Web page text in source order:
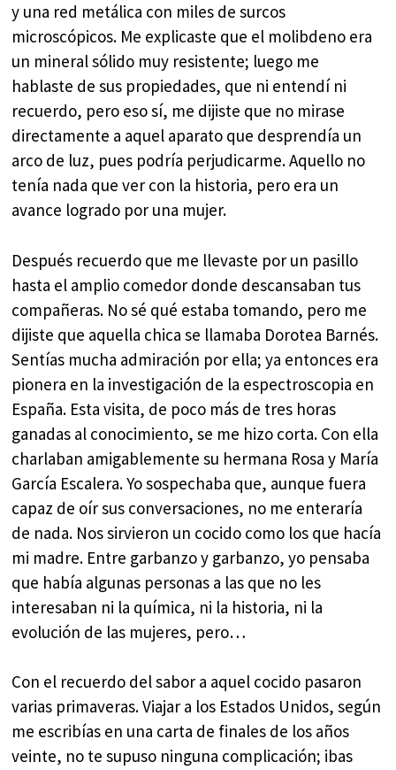
y una red metálica con miles de surcos
microscópicos. Me explicaste que el molibdeno era
un mineral sólido muy resistente; luego me
hablaste de sus propiedades, que ni entendí ni
recuerdo, pero eso sí, me dijiste que no mirase
directamente a aquel aparato que desprendía un
arco de luz, pues podría perjudicarme. Aquello no
tenía nada que ver con la historia, pero era un
avance logrado por una mujer.
Después recuerdo que me llevaste por un pasillo
hasta el amplio comedor donde descansaban tus
compañeras. No sé qué estaba tomando, pero me
dijiste que aquella chica se llamaba Dorotea Barnés.
Sentías mucha admiración por ella; ya entonces era
pionera en la investigación de la espectroscopia en
España. Esta visita, de poco más de tres horas
ganadas al conocimiento, se me hizo corta. Con ella
charlaban amigablemente su hermana Rosa y María
García Escalera. Yo sospechaba que, aunque fuera
capaz de oír sus conversaciones, no me enteraría
de nada. Nos sirvieron un cocido como los que hacía
mi madre. Entre garbanzo y garbanzo, yo pensaba
que había algunas personas a las que no les
interesaban ni la química, ni la historia, ni la
evolución de las mujeres, pero…
Con el recuerdo del sabor a aquel cocido pasaron
varias primaveras. Viajar a los Estados Unidos, según
me escribías en una carta de finales de los años
veinte, no te supuso ninguna complicación; ibas